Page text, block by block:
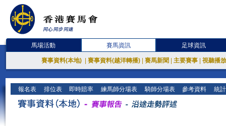
馬場活動 賽馬資訊 足球資訊
賽事資料(本地) 賽事資料(越洋轉播) 賽馬新聞 主要賽事 視聽播
報名表 排位表 即時賠率 練馬師分場表 騎師分場表 參考資料 統